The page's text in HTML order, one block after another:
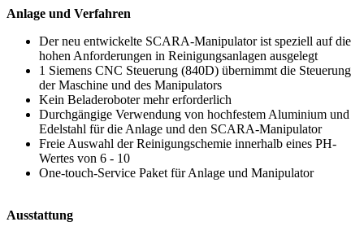
Anlage und Verfahren
Der neu entwickelte SCARA-Manipulator ist speziell auf die
hohen Anforderungen in Reinigungsanlagen ausgelegt
1 Siemens CNC Steuerung (840D) übernimmt die Steuerung
der Maschine und des Manipulators
Kein Beladeroboter mehr erforderlich
Durchgängige Verwendung von hochfestem Aluminium und
Edelstahl für die Anlage und den SCARA-Manipulator
Freie Auswahl der Reinigungschemie innerhalb eines PH-
Wertes von 6 - 10
One-touch-Service Paket für Anlage und Manipulator
Ausstattung